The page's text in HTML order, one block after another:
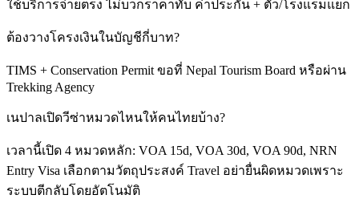
ใช้บริการจ่ายตรง ไม่บวกราคาทับ ค่าประกัน + ตั๋ว/โรงแรมแยก
ต้องวางโครงเงินในบัญชีกี่บาท?
TIMS + Conservation Permit ขอที่ Nepal Tourism Board หรือผ่าน
Trekking Agency
เนปาลเปิดวีซ่าหมวดไหนให้คนไทยบ้าง?
เวลานี้เปิด 4 หมวดหลัก: VOA 15d, VOA 30d, VOA 90d, NRN
Entry Visa เลือกตามวัตถุประสงค์ Travel อย่ายื่นผิดหมวดเพราะ
ระบบตีกลับโดยอัตโนมัติ